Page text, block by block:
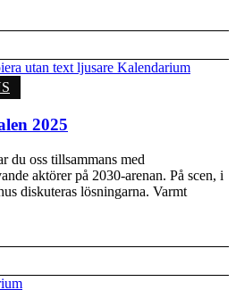
2025
du oss tillsammans med
aktörer på 2030-arenan. På scen, i
diskuteras lösningarna. Varmt